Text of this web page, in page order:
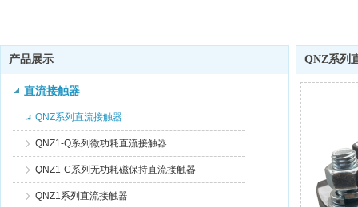
产品展示
直流接触器
QNZ系列直流接触器
QNZ1-Q系列微功耗直流接触器
QNZ1-C系列无功耗磁保持直流接触器
QNZ1系列直流接触器
QNZ系列